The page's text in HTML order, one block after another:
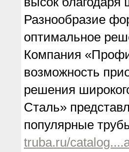
Разнообразие
оптимальное
Компания
возможность
решения
Сталь»
популярные
truba.ru/